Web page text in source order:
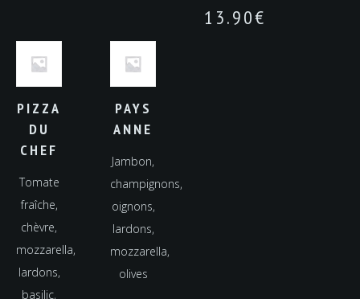
13.90€
PAYS
ANNE
Jambon,
champignons,
oignons,
lardons,
mozzarella,
olives
PIZZA
DU
CHEF
Tomate
fraîche,
chèvre,
mozzarella,
lardons,
basilic,